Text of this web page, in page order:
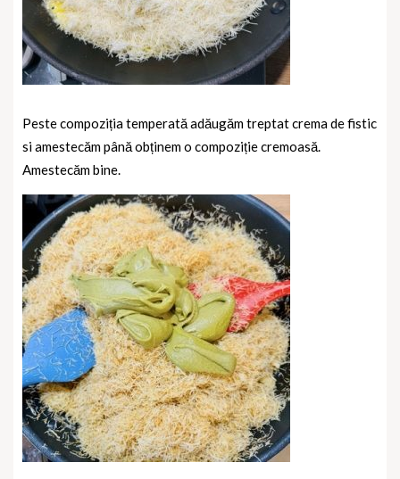
Peste compoziția temperată adăugăm treptat crema de fistic
si amestecăm până obținem o compoziție cremoasă.
Amestecăm bine.